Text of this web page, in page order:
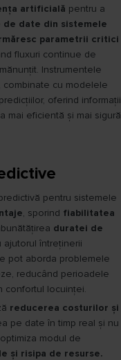
artificială pentru a
date din sistemele
parametrii critici
fluxuri continue de
Instrumentele
, combinate cu modelele
oferind informații
mai eficientă și mai sigură
pentru sistemele
, sporind fiabilitatea
duratei de
ajutorul întreținerii
pot aborda problemele
reducând perioadele
confortul locuinței.
reducerea costurilor și
pe date în timp real și nu
modul de
și risipa de resurse.